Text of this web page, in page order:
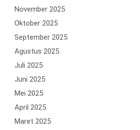
November 2025
Oktober 2025
September 2025
Agustus 2025
Juli 2025
Juni 2025
Mei 2025
April 2025
Maret 2025